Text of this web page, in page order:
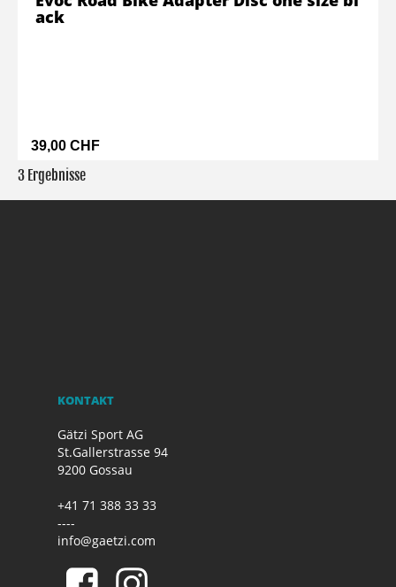
39,00 CHF
ack
3 Ergebnisse
KONTAKT
Gätzi Sport AG
St.Gallerstrasse 94
9200 Gossau
+41 71 388 33 33
----
info@gaetzi.com